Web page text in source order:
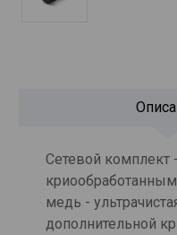
Сетевой комплект
медь -
дополнительной